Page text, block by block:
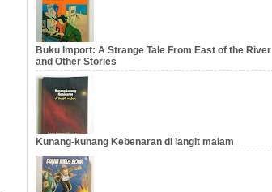
Buku Import: A Strange Tale From East of the River
and Other Stories
Kunang-kunang Kebenaran di langit malam